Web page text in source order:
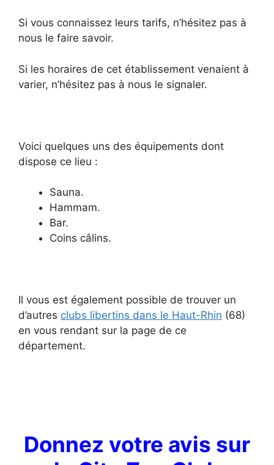
Si vous connaissez leurs tarifs, n’hésitez pas à
nous le faire savoir.
Si les horaires de cet établissement venaient à
varier, n’hésitez pas à nous le signaler.
Voici quelques uns des équipements dont
dispose ce lieu :
Sauna.
Hammam.
Bar.
Coins câlins.
Il vous est également possible de trouver un
d’autres clubs libertins dans le Haut-Rhin (68)
en vous rendant sur la page de ce
département.
Donnez votre avis sur